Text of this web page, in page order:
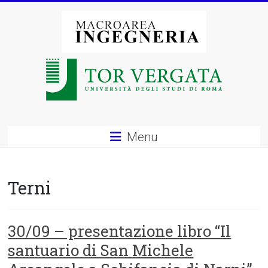
Macroarea
degli
di
Roma
Menu
Terni
30/09 – presentazione libro “Il
santuario di San Michele